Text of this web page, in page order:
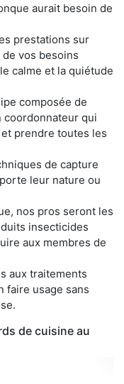
aurait besoin de
prestations sur
vos besoins
calme et la quiétude
composée de
coordonnateur qui
prendre toutes les
de capture
leur nature ou
nos pros seront les
insecticides
aux membres de
aux traitements
faire usage sans
de cuisine au